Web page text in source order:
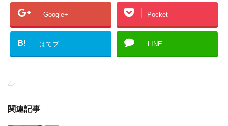
Google+ Pocket
B! はてブ LINE
-
関連記事